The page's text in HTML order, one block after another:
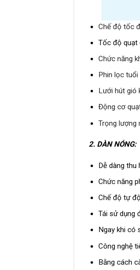
Chế độ tốc
Tốc độ quạt
Chức năng
Phin lọc
Lưới hút gió
Động cơ
Trọng lượng
2. DÀN NÓNG:
Dễ dàng
Chức năng
Chế độ tự
Tái sử dụng
Ngay khi có
Công nghệ
Bằng cách